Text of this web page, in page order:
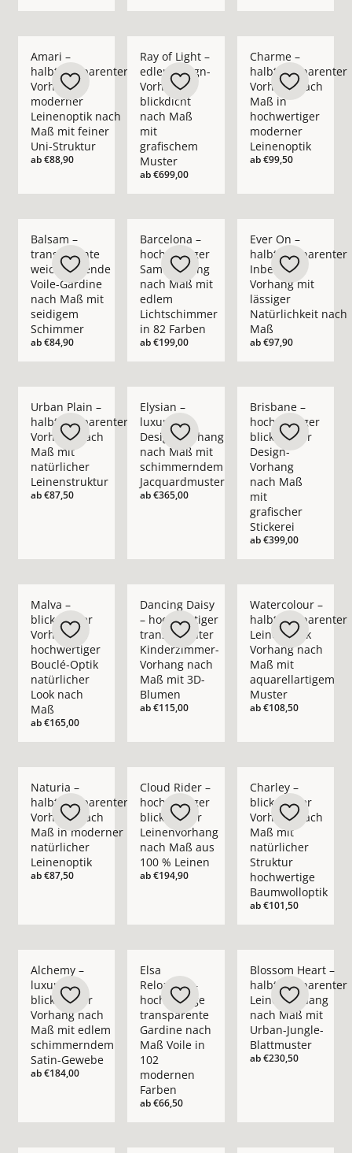
Amari –
halbtransparenter
Vorhang in
moderner
Leinenoptik nach
Maß mit feiner
Uni-Struktur
ab€88,90
Ray of Light –
edler Design-
Vorhang
blickdicht
nach Maß
mit
grafischem
Muster
ab€699,00
Charme –
halbtransparenter
Vorhang nach
Maß in
hochwertiger
moderner
Leinenoptik
ab€99,50
Balsam –
transparente
weichfließende
Voile-Gardine
nach Maß mit
seidigem
Schimmer
ab€84,90
Barcelona –
hochwertiger
Samtvorhang
nach Maß mit
edlem
Lichtschimmer
in 82 Farben
ab€199,00
Ever On –
halbtransparenter
Inbetween
Vorhang mit
lässiger
Natürlichkeit nach
Maß
ab€97,90
Urban Plain –
halbtransparenter
Vorhang nach
Maß mit
natürlicher
Leinenstruktur
ab€87,50
Elysian –
luxuriöser
Design-Vorhang
nach Maß mit
schimmerndem
Jacquardmuster
ab€365,00
Brisbane –
hochwertiger
blickdichter
Design-
Vorhang
nach Maß
mit
grafischer
Stickerei
ab€399,00
Malva –
blickdichter
Vorhang in
hochwertiger
Bouclé-Optik
natürlicher
Look nach
Maß
ab€165,00
Dancing Daisy
– hochwertiger
transparenter
Kinderzimmer-
Vorhang nach
Maß mit 3D-
Blumen
ab€115,00
Watercolour –
halbtransparenter
Leinenoptik
Vorhang nach
Maß mit
aquarellartigem
Muster
ab€108,50
Naturia –
halbtransparenter
Vorhang nach
Maß in moderner
natürlicher
Leinenoptik
ab€87,50
Cloud Rider –
hochwertiger
blickdichter
Leinenvorhang
nach Maß aus
100 % Leinen
ab€194,90
Charley –
blickdichter
Vorhang nach
Maß mit
natürlicher
Struktur
hochwertige
Baumwolloptik
ab€101,50
Alchemy –
luxuriöser
blickdichter
Vorhang nach
Maß mit edlem
schimmerndem
Satin-Gewebe
ab€184,00
Elsa
Reloaded –
hochwertige
transparente
Gardine nach
Maß Voile in
102
modernen
Farben
ab€66,50
Blossom Heart –
halbtransparenter
Leinenvorhang
nach Maß mit
Urban-Jungle-
Blattmuster
ab€230,50